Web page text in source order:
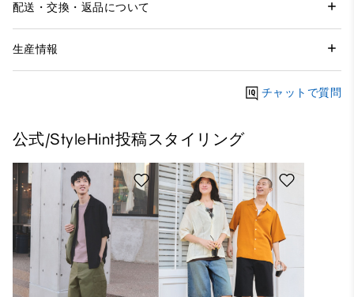
配送・交換・返品について
生産情報
チャットで質問
公式/StyleHint投稿スタイリング